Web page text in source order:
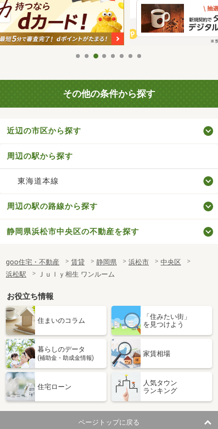
その他の条件から探す
近辺の市区から探す
周辺の駅から探す
東海道本線
周辺の駅の路線から探す
静岡県浜松市中央区の不動産を探す
goo住宅・不動産 賃貸 静岡県 浜松市
中央区
浜松駅
Ｊｕｌｙ相生 ワンルーム
お役立ち情報
住まいのコラム
「住みたい街」
を見つけよう
暮らしのデータ
(補助金・助成金情報)
家賃相場
住宅ローン
人気タウン
ランキング
ページトップに戻る